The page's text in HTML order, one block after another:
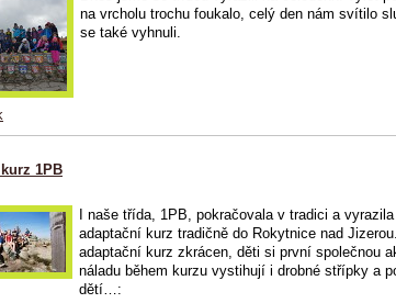
na vrcholu trochu foukalo, celý den nám svítilo
se také vyhnuli.
1PB
I naše třída, 1PB, pokračovala v tradici a
adaptační kurz tradičně do Rokytnice nad
adaptační kurz zkrácen, děti si první společnou
náladu během kurzu vystihují i drobné střípky a
dětí…: